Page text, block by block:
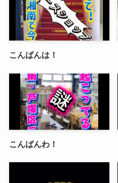
こんばんは！
こんばんわ！